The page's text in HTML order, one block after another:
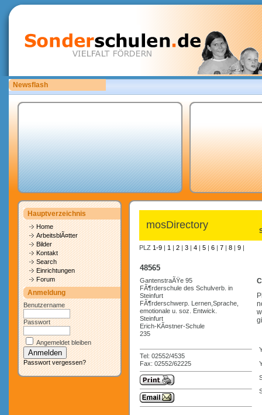
Newsflash
Bitte laden Sie eigene copyrightfreie Unterrichtsmaterialien hoch.
Hauptverzeichnis
Home
ArbeitsblÃ¤tter
Bilder
Kontakt
Search
Einrichtungen
Forum
Anmeldung
Benutzername
Passwort
Angemeldet bleiben
Passwort vergessen?
mosDirectory
PLZ 1-9 | 1 | 2 | 3 | 4 | 5 | 6 | 7 | 8 | 9 |
48565
GantenstraÃŸe 95
FÃ¶rderschule des Schulverb. in
Steinfurt
FÃ¶rderschwerp. Lernen,Sprache,
emotionale u. soz. Entwick.
Steinfurt
Erich-KÃ¤stner-Schule
235
Tel: 02552/4535
Fax: 02552/62225